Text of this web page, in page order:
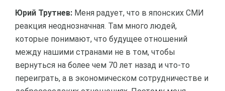
Юрий Трутнев: Меня радует, что в японских СМИ
реакция неоднозначная. Там много людей,
которые понимают, что будущее отношений
между нашими странами не в том, чтобы
вернуться на более чем 70 лет назад и что-то
переиграть, а в экономическом сотрудничестве и